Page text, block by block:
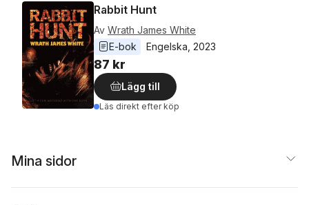
Rabbit Hunt
Av Wrath James White
E-bok
Engelska 2023
87 kr
Lägg till
Läs direkt efter köp
Mina sidor